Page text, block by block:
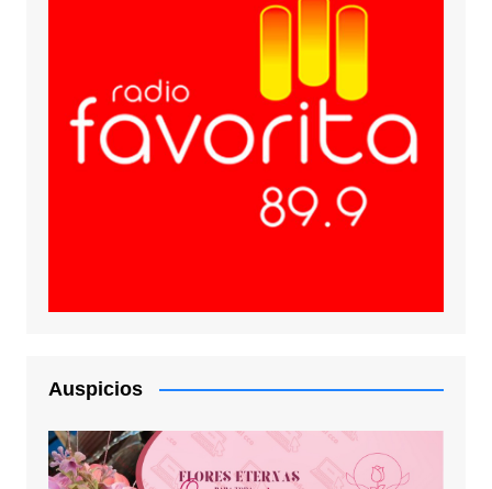
Auspicios